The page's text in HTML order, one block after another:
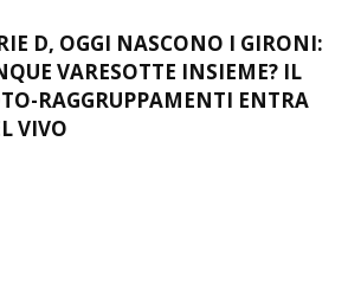
D, OGGI NASCONO I GIRONI:
VARESOTTE INSIEME? IL
RAGGRUPPAMENTI ENTRA
VIVO